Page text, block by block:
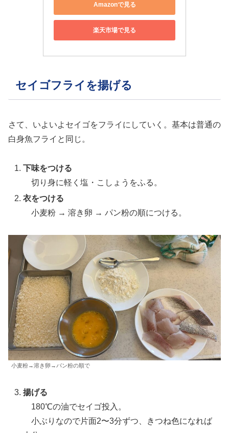
Amazonで見る
楽天市場で見る
セイゴフライを揚げる
さて、いよいよセイゴをフライにしていく。基本は普通の
白身魚フライと同じ。
下味をつける
切り身に軽く塩・こしょうをふる。
衣をつける
小麦粉 → 溶き卵 → パン粉の順につける。
小麦粉→溶き卵→パン粉の順で
揚げる
180℃の油でセイゴ投入。
小ぶりなので片面2〜3分ずつ、きつね色になれば